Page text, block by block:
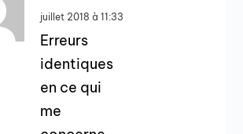
juillet 2018 à 11:33
Erreurs
identiques
en ce qui
me